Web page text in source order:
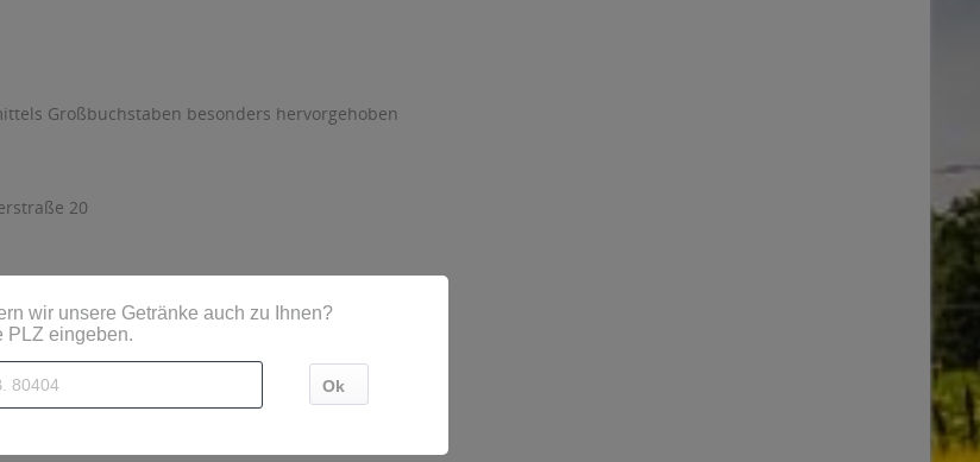
Großbuchstaben besonders hervorgehoben
20